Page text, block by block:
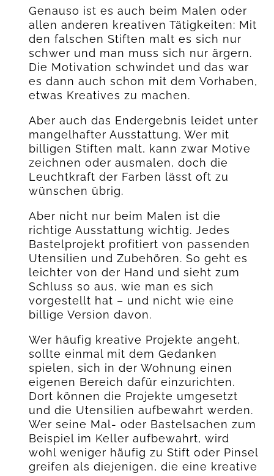
Genauso ist es auch beim Malen oder
allen anderen kreativen Tätigkeiten: Mit
den falschen Stiften malt es sich nur
schwer und man muss sich nur ärgern.
Die Motivation schwindet und das war
es dann auch schon mit dem Vorhaben,
etwas Kreatives zu machen.
Aber auch das Endergebnis leidet unter
mangelhafter Ausstattung. Wer mit
billigen Stiften malt, kann zwar Motive
zeichnen oder ausmalen, doch die
Leuchtkraft der Farben lässt oft zu
wünschen übrig.
Aber nicht nur beim Malen ist die
richtige Ausstattung wichtig. Jedes
Bastelprojekt profitiert von passenden
Utensilien und Zubehören. So geht es
leichter von der Hand und sieht zum
Schluss so aus, wie man es sich
vorgestellt hat – und nicht wie eine
billige Version davon.
Wer häufig kreative Projekte angeht,
sollte einmal mit dem Gedanken
spielen, sich in der Wohnung einen
eigenen Bereich dafür einzurichten.
Dort können die Projekte umgesetzt
und die Utensilien aufbewahrt werden.
Wer seine Mal- oder Bastelsachen zum
Beispiel im Keller aufbewahrt, wird
wohl weniger häufig zu Stift oder Pinsel
greifen als diejenigen, die eine kreative